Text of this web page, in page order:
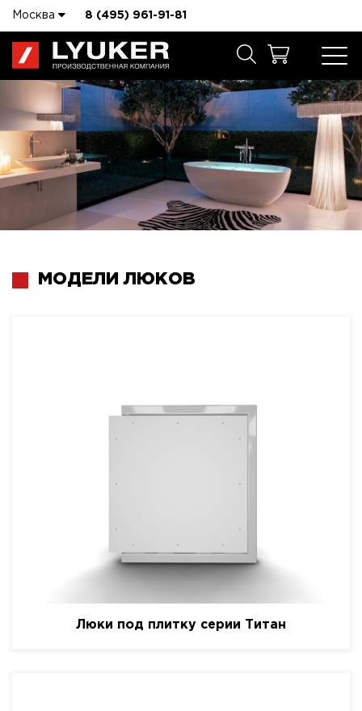
Москва 8 (495) 961-91-81
МОДЕЛИ ЛЮКОВ
Люки под плитку серии Титан